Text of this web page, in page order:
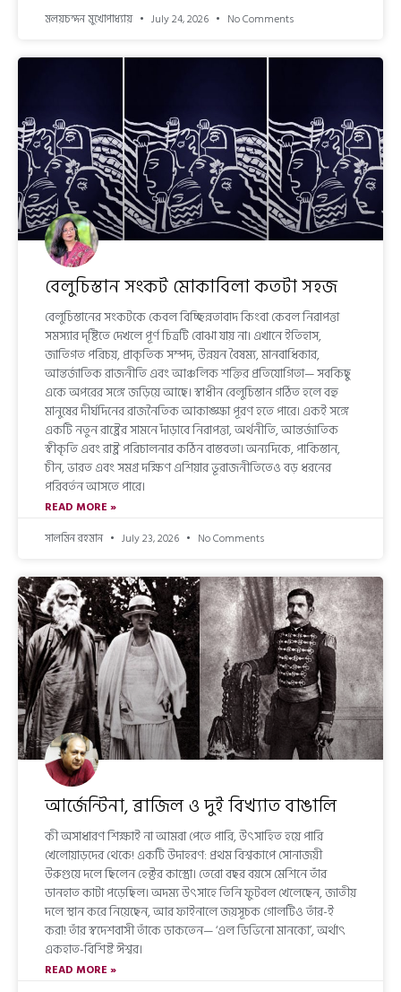
মলয়চন্দন মুখোপাধ্যায় July 24, 2026 No Comments
বেলুচিস্তান সংকট মোকাবিলা কতটা সহজ
বেলুচিস্তানের সংকটকে কেবল বিচ্ছিন্নতাবাদ কিংবা কেবল নিরাপত্তা
সমস্যার দৃষ্টিতে দেখলে পূর্ণ চিত্রটি বোঝা যায় না। এখানে ইতিহাস,
জাতিগত পরিচয়, প্রাকৃতিক সম্পদ, উন্নয়ন বৈষম্য, মানবাধিকার,
আন্তর্জাতিক রাজনীতি এবং আঞ্চলিক শক্তির প্রতিযোগিতা— সবকিছু
একে অপরের সঙ্গে জড়িয়ে আছে। স্বাধীন বেলুচিস্তান গঠিত হলে বহু
মানুষের দীর্ঘদিনের রাজনৈতিক আকাঙ্ক্ষা পূরণ হতে পারে। একই সঙ্গে
একটি নতুন রাষ্ট্রের সামনে দাঁড়াবে নিরাপত্তা, অর্থনীতি, আন্তর্জাতিক
স্বীকৃতি এবং রাষ্ট্র পরিচালনার কঠিন বাস্তবতা। অন্যদিকে, পাকিস্তান,
চীন, ভারত এবং সমগ্র দক্ষিণ এশিয়ার ভূরাজনীতিতেও বড় ধরনের
পরিবর্তন আসতে পারে।
READ MORE »
সালমিন রহমান
July 23, 2026 No Comments
আর্জেন্টিনা, ব্রাজিল ও দুই বিখ্যাত বাঙালি
কী অসাধারণ শিক্ষাই না আমরা পেতে পারি, উৎসাহিত হয়ে পারি
খেলোয়াড়দের থেকে! একটি উদাহরণ: প্রথম বিশ্বকাপে সোনাজয়ী
উরুগুয়ে দলে ছিলেন হেক্টর কাস্ত্রো। তেরো বছর বয়সে মেশিনে তাঁর
ডানহাত কাটা পড়েছিল। অদম্য উৎসাহে তিনি ফুটবল খেলেছেন, জাতীয়
দলে স্থান করে নিয়েছেন, আর ফাইনালে জয়সূচক গোলটিও তাঁর-ই
করা! তাঁর স্বদেশবাসী তাঁকে ডাকতেন— ‘এল ডিভিনো মানকো’, অর্থাৎ
একহাত-বিশিষ্ট ঈশ্বর।
READ MORE »